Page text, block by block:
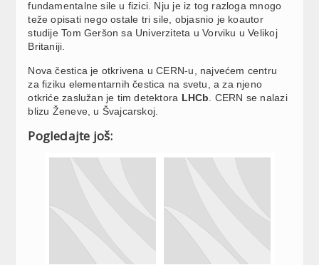
fundamentalne sile u fizici. Nju je iz tog razloga mnogo
teže opisati nego ostale tri sile, objasnio je koautor
studije Tom Geršon sa Univerziteta u Vorviku u Velikoj
Britaniji.
Nova čestica je otkrivena u CERN-u, najvećem centru
za fiziku elementarnih čestica na svetu, a za njeno
otkriće zaslužan je tim detektora LHCb . CERN se nalazi
blizu Ženeve, u Švajcarskoj.
Pogledajte još: